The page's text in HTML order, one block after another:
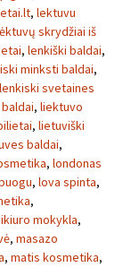
, lektuvu
skrydžiai iš
, lenkiški baldai,
minksti baldai,
lenkiski svetaines
, liektuvo
, lietuviški
baldai,
, londonas
, lova spinta,
,
mokykla,
, masazo
, matis kosmetika,